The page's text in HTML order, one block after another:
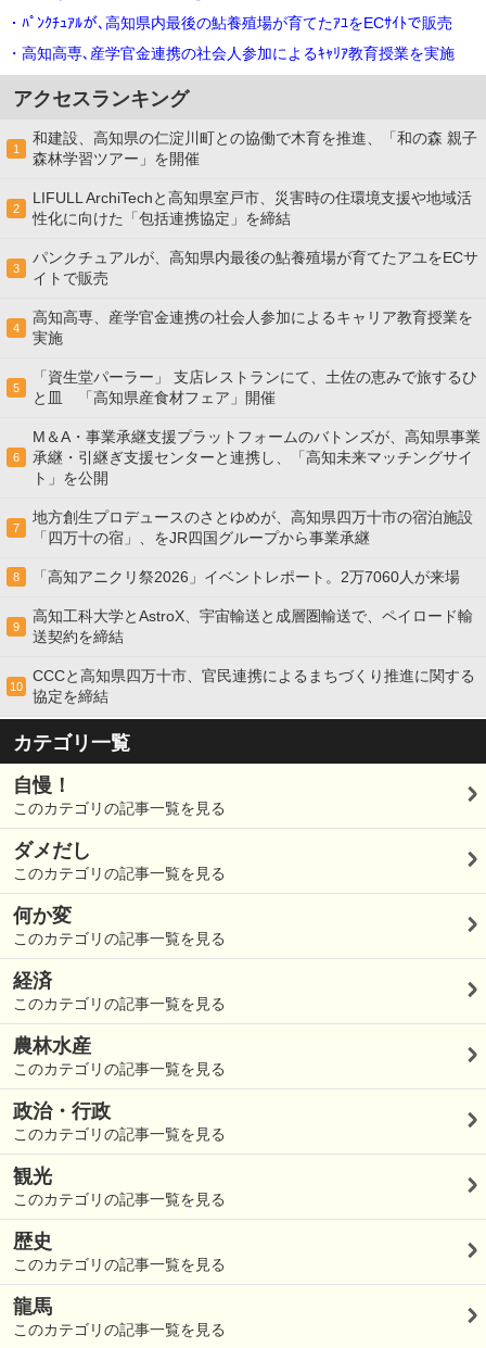
・ﾊﾟﾝｸﾁｭｱﾙが､高知県内最後の鮎養殖場が育てたｱﾕをECｻｲﾄで販売
・高知高専､産学官金連携の社会⼈参加によるｷｬﾘｱ教育授業を実施
アクセスランキング
1
和建設、高知県の仁淀川町との協働で木育を推進、「和の森 親子
森林学習ツアー」を開催
2
LIFULL ArchiTechと高知県室戸市、災害時の住環境支援や地域活
性化に向けた「包括連携協定」を締結
3
パンクチュアルが、高知県内最後の鮎養殖場が育てたアユをECサ
イトで販売
4
高知高専、産学官金連携の社会⼈参加によるキャリア教育授業を
実施
5
「資生堂パーラー」 支店レストランにて、土佐の恵みで旅するひ
と皿 「高知県産食材フェア」開催
6
M＆A・事業承継支援プラットフォームのバトンズが、高知県事業
承継・引継ぎ支援センターと連携し、「高知未来マッチングサイ
ト」を公開
7
地方創生プロデュースのさとゆめが、高知県四万十市の宿泊施設
「四万十の宿」、をJR四国グループから事業承継
8 「高知アニクリ祭2026」イベントレポート。2万7060人が来場
9
高知工科大学とAstroX、宇宙輸送と成層圏輸送で、ペイロード輸
送契約を締結
10
CCCと高知県四万十市、官民連携によるまちづくり推進に関する
協定を締結
カテゴリ一覧
自慢！
このカテゴリの記事一覧を見る
ダメだし
このカテゴリの記事一覧を見る
何か変
このカテゴリの記事一覧を見る
経済
このカテゴリの記事一覧を見る
農林水産
このカテゴリの記事一覧を見る
政治・行政
このカテゴリの記事一覧を見る
観光
このカテゴリの記事一覧を見る
歴史
このカテゴリの記事一覧を見る
龍馬
このカテゴリの記事一覧を見る